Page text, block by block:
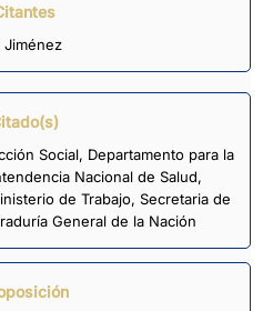
Jiménez
Social, Departamento para la
Nacional de Salud,
de Trabajo, Secretaria de
General de la Nación